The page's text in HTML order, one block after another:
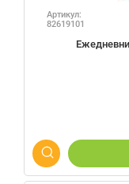
Артикул:
82619101